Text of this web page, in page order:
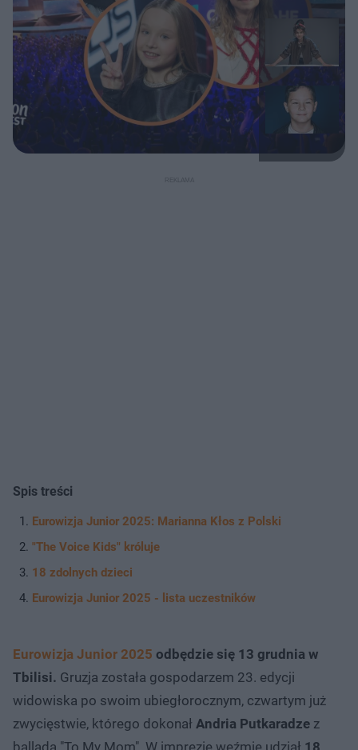
Spis treści
Eurowizja Junior 2025: Marianna Kłos z Polski
"The Voice Kids" króluje
18 zdolnych dzieci
Eurowizja Junior 2025 - lista uczestników
Eurowizja Junior 2025 odbędzie się 13 grudnia w
Tbilisi. Gruzja została gospodarzem 23. edycji
widowiska po swoim ubiegłorocznym, czwartym już
zwycięstwie, którego dokonał Andria Putkaradze z
balladą "To My Mom". W imprezie weźmie udział 18